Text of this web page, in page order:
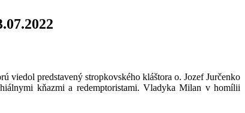
viedol predstavený stropkovského kláštora o. Jozef Jurčenko
kňazmi a redemptoristami. Vladyka Milan v homílii